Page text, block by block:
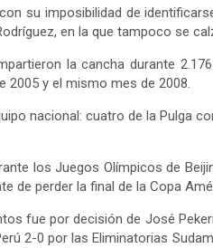
su imposibilidad de
en la que tampoco se
la cancha durante
2005 y el mismo mes de 2008.
nacional: cuatro de la Pulga
los Juegos Olímpicos de
de perder la final de la Copa
fue por decisión de José
2-0 por las Eliminatorias